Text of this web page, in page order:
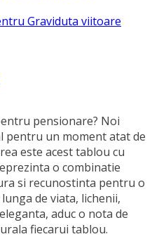
pensionare? Noi
pentru un moment atat de
este acest tablou cu
o combinatie
si recunostinta pentru o
de viata, lichenii,
aduc o nota de
fiecarui tablou.